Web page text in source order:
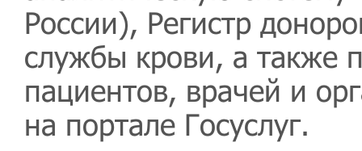
России), Регистр
службы крови, а также
пациентов, врачей и
на портале Госуслуг.